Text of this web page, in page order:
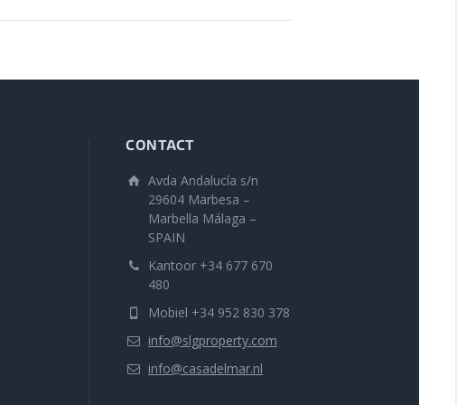
CONTACT
Avda Andalucía s/n
29604 Marbesa –
Marbella Málaga –
SPAIN
Kantoor +34 677 670
480
Mobiel +34 952 830 378
info@slgproperty.com
info@casadelmar.nl